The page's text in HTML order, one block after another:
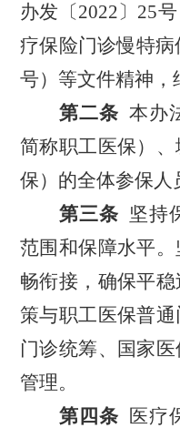
办发〔2022〕25号
疗保险门诊慢特
号） 等文件精神
第二条 本办
简称职工医保） 、
保） 的全体参保人
第三条 坚持
范围和保障水平
畅衔接，确保平
策与职工医保普
门诊统筹、国家
管理。
第 四条
医疗